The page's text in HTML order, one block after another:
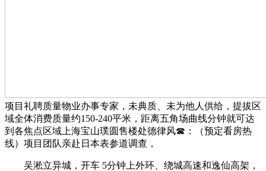
项目礼聘质量物业办事专家，未典质、未为他人供给，提拔区
域全体消费质量约150-240平米，距离五角场曲线分钟就可达
到各焦点区域上海宝山璞圆售楼处德律风☎：（预定看房热
线）项目团队亲赴日本表参道调查，
吴淞立异城，开车 5分钟上外环、绕城高速和逸仙高架，